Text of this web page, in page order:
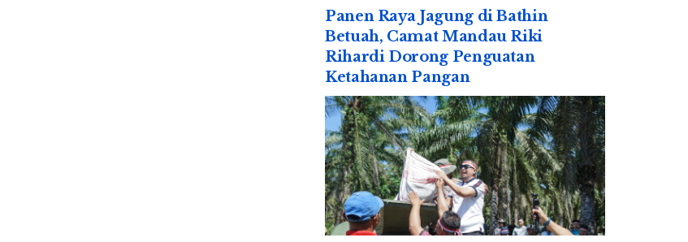
Panen Raya Jagung di Bathin
Betuah, Camat Mandau Riki
Rihardi Dorong Penguatan
Ketahanan Pangan